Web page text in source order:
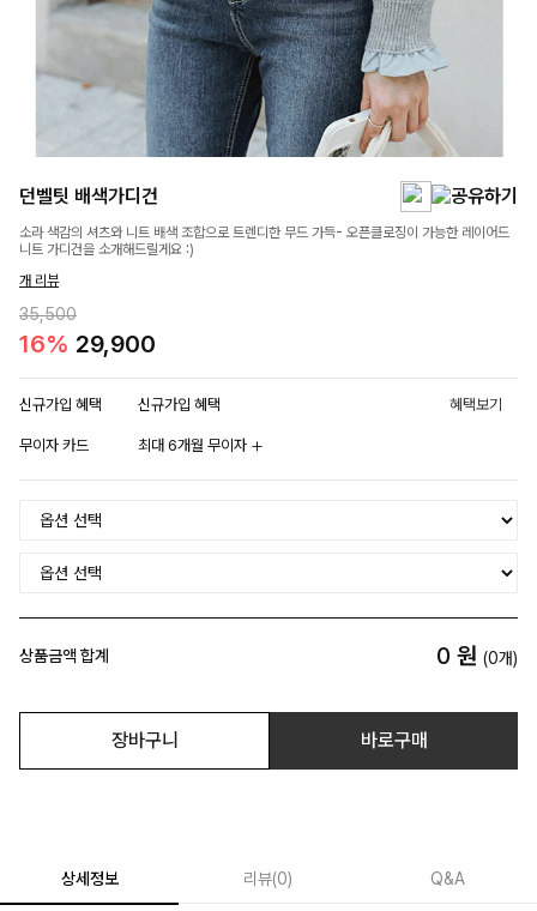
던벨팃 배색가디건
소라 색감의 셔츠와 니트 배색 조합으로 트렌디한 무드 가득- 오픈클로징이 가능한 레이어드
니트 가디건을 소개해드릴게요 :)
개 리뷰
35,500
16% 29,900
신규가입 혜택 신규가입 혜택 혜택보기
무이자 카드 최대 6개월 무이자
상품금액 합계 0 원 (0개)
장바구니 바로구매
상세정보 리뷰(0) Q&A